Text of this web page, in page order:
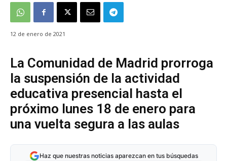
12 de enero de 2021
La Comunidad de Madrid prorroga
la suspensión de la actividad
educativa presencial hasta el
próximo lunes 18 de enero para
una vuelta segura a las aulas
Haz que nuestras noticias aparezcan en tus búsquedas